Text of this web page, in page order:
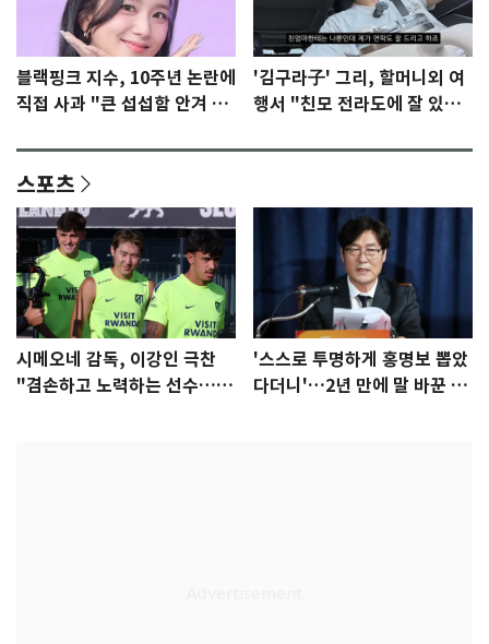
블랙핑크 지수, 10주년 논란에
직접 사과 "큰 섭섭함 안겨 미
'김구라子' 그리, 할머니외 여
행서 "친모 전라도에 잘 있
스포츠
시메오네 감독, 이강인 극찬
"겸손하고 노력하는 선수…좋
'스스로 투명하게 홍명보 뽑았
다더니'…2년 만에 말 바꾼 이